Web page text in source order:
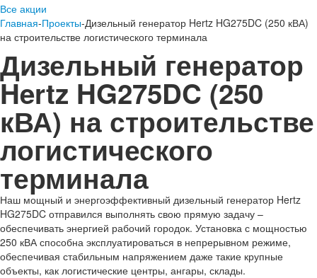
Все акции
Главная-Проекты-Дизельный генератор Hertz HG275DC (250 кВА)
на строительстве логистического терминала
Дизельный генератор
Hertz HG275DC (250
кВА) на строительстве
логистического
терминала
Наш мощный и энергоэффективный дизельный генератор Hertz
HG275DC отправился выполнять свою прямую задачу –
обеспечивать энергией рабочий городок. Установка с мощностью
250 кВА способна эксплуатироваться в непрерывном режиме,
обеспечивая стабильным напряжением даже такие крупные
объекты, как логистические центры, ангары, склады.